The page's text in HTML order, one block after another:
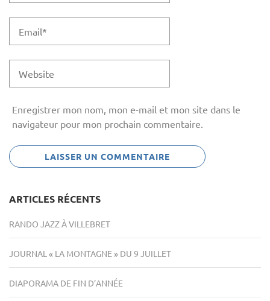
Enregistrer mon nom, mon e-mail et mon site dans le
navigateur pour mon prochain commentaire.
ARTICLES RÉCENTS
RANDO JAZZ À VILLEBRET
JOURNAL « LA MONTAGNE » DU 9 JUILLET
DIAPORAMA DE FIN D’ANNÉE